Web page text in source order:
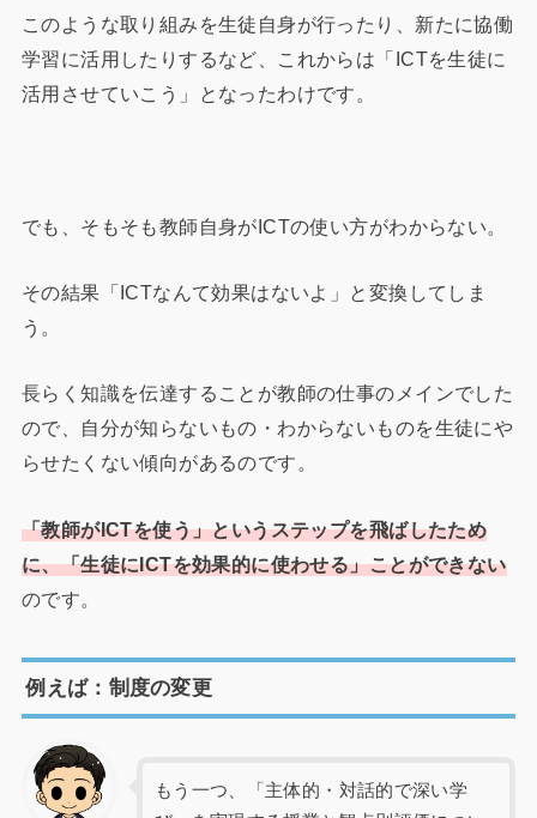
このような取り組みを生徒自身が行ったり、新たに協働
学習に活用したりするなど、これからは「ICTを生徒に
活用させていこう」となったわけです。
でも、そもそも教師自身がICTの使い方がわからない。
その結果「ICTなんて効果はないよ」と変換してしま
う。
長らく知識を伝達することが教師の仕事のメインでした
ので、自分が知らないもの・わからないものを生徒にや
らせたくない傾向があるのです。
「教師がICTを使う」というステップを飛ばしたため
に、「生徒にICTを効果的に使わせる」ことができない
のです。
例えば：制度の変更
もう一つ、「主体的・対話的で深い学